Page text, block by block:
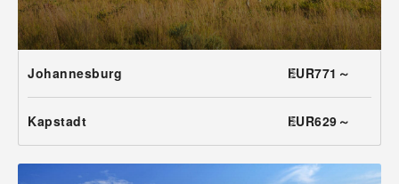
Johannesburg EUR771～
Kapstadt EUR629～